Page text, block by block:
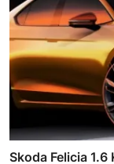
Skoda Felicia 1.6